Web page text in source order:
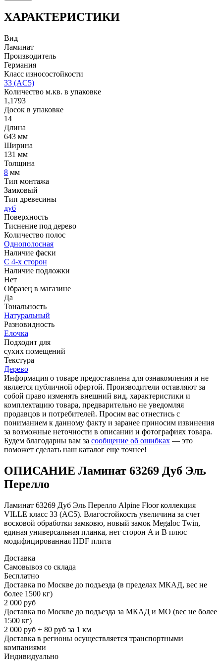
ХАРАКТЕРИСТИКИ
Вид
Ламинат
Производитель
Германия
Класс износостойкости
33 (AC5)
Количество м.кв. в упаковке
1,1793
Досок в упаковке
14
Длина
643 мм
Ширина
131 мм
Толщина
8 мм
Тип монтажа
Замковый
Тип древесины
дуб
Поверхность
Тиснение под дерево
Количество полос
Однополосная
Наличие фаски
С 4-х сторон
Наличие подложки
Нет
Образец в магазине
Да
Тональность
Натуральный
Разновидность
Елочка
Подходит для
cухих помещений
Текстура
Дерево
Информация о товаре предоставлена для ознакомления и не
является публичной офертой. Производители оставляют за
собой право изменять внешний вид, характеристики и
комплектацию товара, предварительно не уведомляя
продавцов и потребителей. Просим вас отнестись с
пониманием к данному факту и заранее приносим извинения
за возможные неточности в описании и фотографиях товара.
Будем благодарны вам за сообщение об ошибках — это
поможет сделать наш каталог еще точнее!
ОПИСАНИЕ Ламинат 63269 Дуб Эль
Перелло
Ламинат 63269 Дуб Эль Перелло Alpine Floor коллекция
VILLE класс 33 (AC5). Влагостойкость увеличина за счет
восковой обработки замковю, новый замок Megaloc Twin,
единая универсальная планка, нет сторон A и B плюс
модифицированная HDF плита
Доставка
Самовывоз со склада
Бесплатно
Доставка по Москве до подъезда (в пределах МКАД, вес не
более 1500 кг)
2 000 руб
Доставка по Москве до подъезда за МКАД и МО (вес не более
1500 кг)
2 000 руб + 80 руб за 1 км
Доставка в регионы осуществляется транспортными
компаниями
Индивидуально